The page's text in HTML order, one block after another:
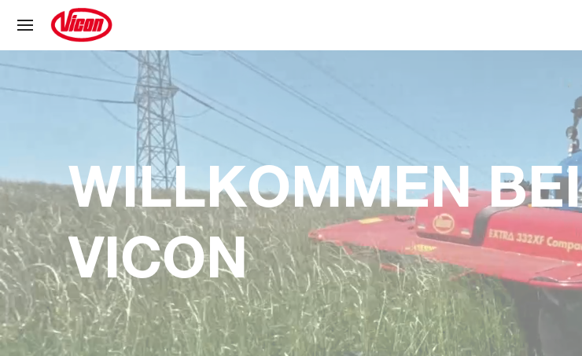
WILLKOMMEN BEI
VICON
Cookie-Einstellungen